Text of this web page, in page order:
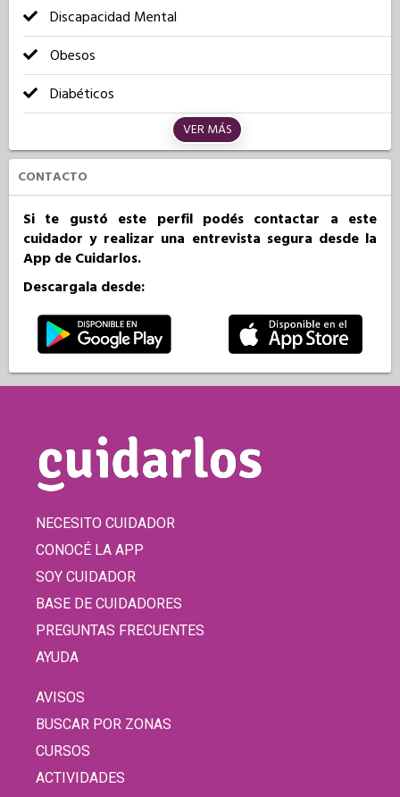
Discapacidad Mental
Obesos
Diabéticos
VER MÁS
CONTACTO
Si te gustó este perfil podés contactar a este
cuidador y realizar una entrevista segura desde la
App de Cuidarlos.
Descargala desde:
NECESITO CUIDADOR
CONOCÉ LA APP
SOY CUIDADOR
BASE DE CUIDADORES
PREGUNTAS FRECUENTES
AYUDA
AVISOS
BUSCAR POR ZONAS
CURSOS
ACTIVIDADES